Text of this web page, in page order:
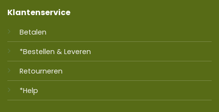
Klantenservice
Betalen
*Bestellen & Leveren
Retourneren
*Help